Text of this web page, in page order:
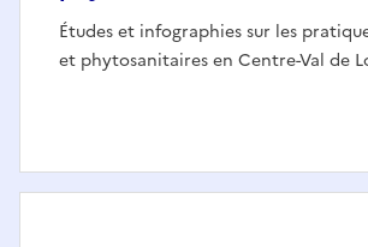
Études et infographies sur les
et phytosanitaires en Centre-Val de